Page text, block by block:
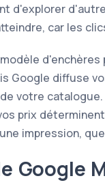
d'explorer
car les
Google diffuse
votre
prix
impression,
Google